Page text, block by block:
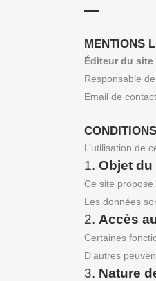
MENTIONS
Éditeur du site
Responsable
Email de
L’utilisation de
1. Objet du
Ce site propose
Les données
2. Accès
Certaines
D’autres
3. Nature